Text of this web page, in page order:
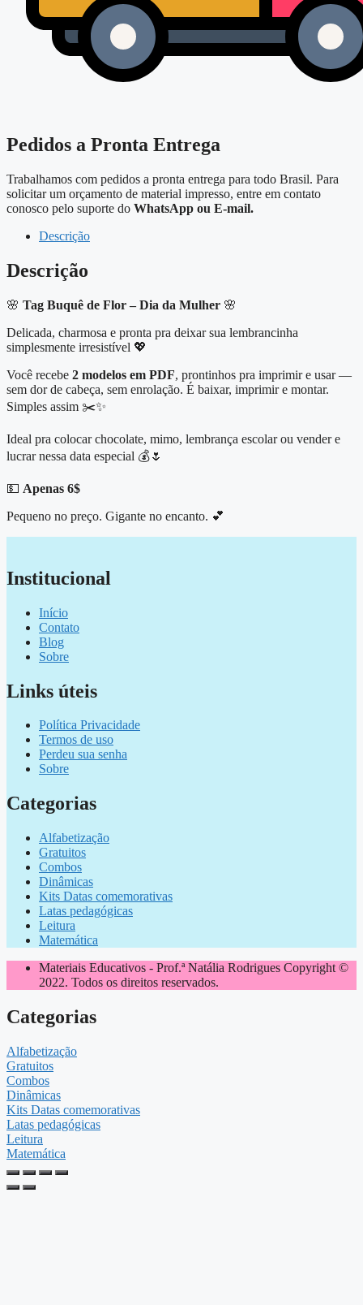
Pedidos a Pronta Entrega
Trabalhamos com pedidos a pronta entrega para todo Brasil. Para
solicitar um orçamento de material impresso, entre em contato
conosco pelo suporte do WhatsApp ou E-mail.
Descrição
Descrição
🌸 Tag Buquê de Flor – Dia da Mulher 🌸
Delicada, charmosa e pronta pra deixar sua lembrancinha
simplesmente irresistível 💖
Você recebe 2 modelos em PDF, prontinhos pra imprimir e usar —
sem dor de cabeça, sem enrolação. É baixar, imprimir e montar.
Simples assim ✂️✨
Ideal pra colocar chocolate, mimo, lembrança escolar ou vender e
lucrar nessa data especial 💰🌷
💵 Apenas 6$
Pequeno no preço. Gigante no encanto. 💕
Institucional
Início
Contato
Blog
Sobre
Links úteis
Política Privacidade
Termos de uso
Perdeu sua senha
Sobre
Categorias
Alfabetização
Gratuitos
Combos
Dinâmicas
Kits Datas comemorativas
Latas pedagógicas
Leitura
Matemática
Materiais Educativos - Prof.ª Natália Rodrigues Copyright ©
2022. Todos os direitos reservados.
Categorias
Alfabetização
Gratuitos
Combos
Dinâmicas
Kits Datas comemorativas
Latas pedagógicas
Leitura
Matemática